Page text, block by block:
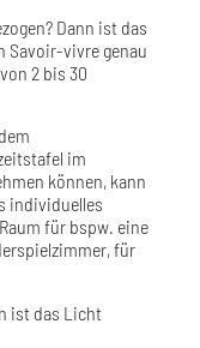
Dann ist das
Savoir-vivre genau
2 bis 30
im
können, kann
individuelles
für bspw. eine
für
ist das Licht